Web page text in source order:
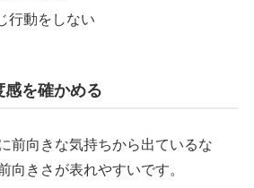
行動をしない
感を確かめる
前向きな気持ちから出ているな
向きさが表れやすいです。